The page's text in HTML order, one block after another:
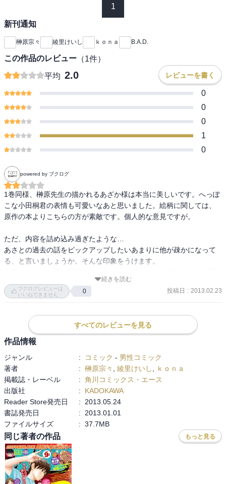
1
新刊通知
榊原宗々 綾里けいし ｋｏｎａ B.A.D.
この作品のレビュー （1件）
平均 2.0 レビューを書く
0
0
0
1
0
powered by ブクログ
1巻同様、榊原先生の描かれるあざか様は本当に美しいです。へっぽ
こな小田桐君の表情も可愛いなあと思いました。絵柄に関しては、
原作の本よりこちらの方が素敵です。個人的な意見ですが。
ただ、内容を詰め込み過ぎたような…
あさとの過去の話をピックアップしたいあまりに他が疎かになって
る、と言いましょうか。そんな印象をうけます。
が薄い内容でありました。なんだかなあと思いました。
榊原先生の画力に星ふたつです。
続きを読む
ブクログレビューは
いいねできません
0 投稿日 : 2013.02.23
すべてのレビューを見る
作品情報
ジャンル : コミック - 男性コミック
著者
: 榊原宗々 綾里けいし
ｋｏｎａ
掲載誌・レーベル
: 角川コミックス・エース
出版社
:
KADOKAWA
Reader Store発売日
:
2013.05.24
書誌発売日
:
2013.01.01
ファイルサイズ
: 37.7MB
同じ著者の作品 もっと見る